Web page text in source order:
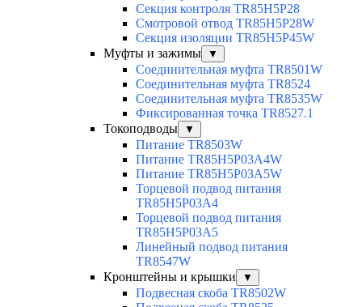
Секция контроля TR85H5P28
Смотровой отвод TR85H5P28W
Секция изоляции TR85H5P45W
Муфты и зажимы
▼
Соединительная муфта TR8501W
Соединительная муфта TR8524
Соединительная муфта TR8535W
Фиксированная точка TR8527.1
Токоподводы
▼
Питание TR8503W
Питание TR85H5P03A4W
Питание TR85H5P03A5W
Торцевой подвод питания
TR85H5P03A4
Торцевой подвод питания
TR85H5P03A5
Линейный подвод питания
TR8547W
Кронштейны и крышки
▼
Подвесная скоба TR8502W